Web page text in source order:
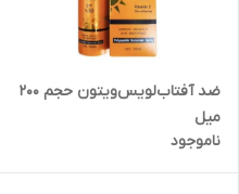
ضد آفتاب‌لویس‌ویتون‌ حجم 200
میل
ناموجود